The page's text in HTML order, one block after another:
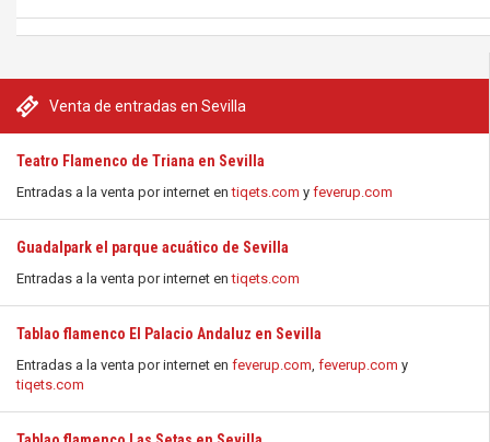
Venta de entradas en Sevilla
Teatro Flamenco de Triana en Sevilla
Entradas a la venta por internet entiqets.com y feverup.com
Guadalpark el parque acuático de Sevilla
Entradas a la venta por internet entiqets.com
Tablao flamenco El Palacio Andaluz en Sevilla
Entradas a la venta por internet en feverup.com, feverup.com y
tiqets.com